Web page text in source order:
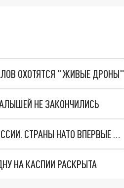
ОХОТЯТСЯ "ЖИВЫЕ ДРОНЫ"
НЕ ЗАКОНЧИЛИСЬ
"ОЧЕНЬ ПЛОХИЕ НОВОСТИ": БОЛЬШАЯ ОШИБКА PALANTIR В РОССИИ. СТРАНЫ НАТО ВПЕРВЫЕ ЗА СВО ОСТАНОВИЛИ ПОСТАВКИ ОРУЖИЯ. ВСУ ТЕРЯЮТ ПРИГРАНИЧЬЕ?
НА КАСПИИ РАСКРЫТА